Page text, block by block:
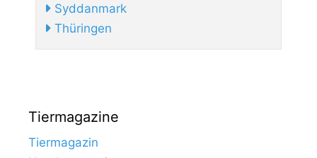
Syddanmark
Thüringen
Tiermagazine
Tiermagazin